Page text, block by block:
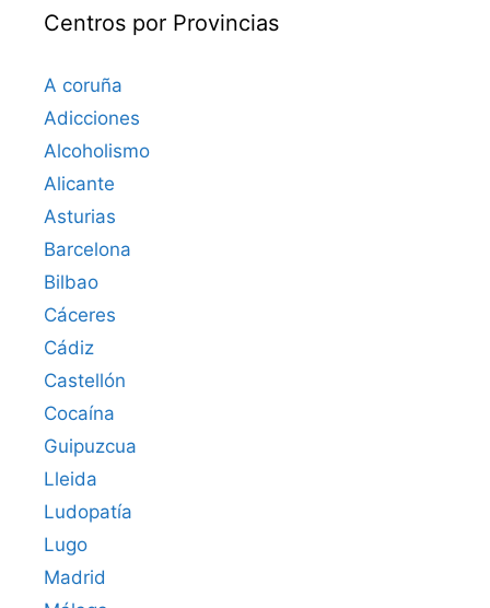
Centros por Provincias
A coruña
Adicciones
Alcoholismo
Alicante
Asturias
Barcelona
Bilbao
Cáceres‎
Cádiz
Castellón
Cocaína
Guipuzcua
Lleida
Ludopatía
Lugo
Madrid